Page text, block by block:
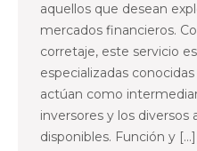
aquellos que desean
mercados financieros.
corretaje, este servicio
especializadas
actúan como
inversores y los diversos
disponibles. Función y […]